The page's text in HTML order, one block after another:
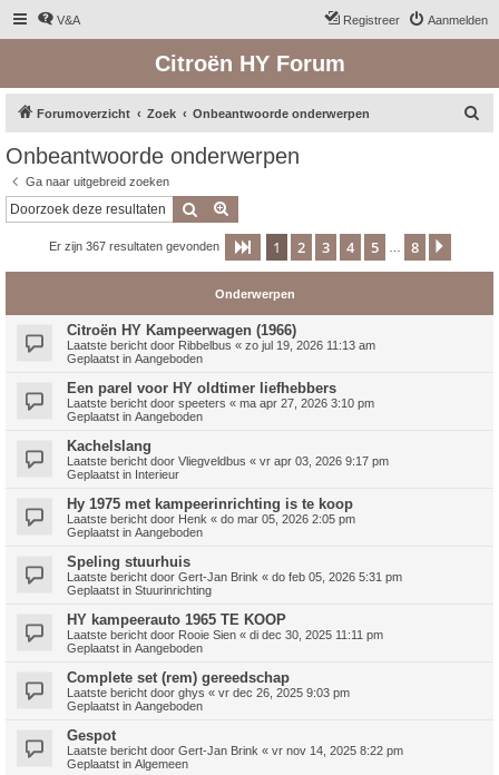
V&A Aanmelden
Registreer
Citroën HY Forum
Forumoverzicht Zoek Onbeantwoorde onderwerpen
Onbeantwoorde onderwerpen
Ga naar uitgebreid zoeken
Zoek
Er zijn 367 resultaten gevonden Pagina van 8
1 2 3 4 5 8
Onderwerpen
Citroën HY Kampeerwagen (1966)
Laatste bericht door Ribbelbus « zo jul 19, 2026 11:13 am
Geplaatst in Aangeboden
Een parel voor HY oldtimer liefhebbers
Laatste bericht door speeters « ma apr 27, 2026 3:10 pm
Geplaatst in Aangeboden
Kachelslang
Laatste bericht door Vliegveldbus « vr apr 03, 2026 9:17 pm
Geplaatst in Interieur
Hy 1975 met kampeerinrichting is te koop
Laatste bericht door Henk « do mar 05, 2026 2:05 pm
Geplaatst in Aangeboden
Speling stuurhuis
Laatste bericht door Gert-Jan Brink « do feb 05, 2026 5:31 pm
Geplaatst in Stuurinrichting
HY kampeerauto 1965 TE KOOP
Laatste bericht door Rooie Sien « di dec 30, 2025 11:11 pm
Geplaatst in Aangeboden
Complete set (rem) gereedschap
Laatste bericht door ghys « vr dec 26, 2025 9:03 pm
Geplaatst in Aangeboden
Gespot
Laatste bericht door Gert-Jan Brink « vr nov 14, 2025 8:22 pm
Geplaatst in Algemeen